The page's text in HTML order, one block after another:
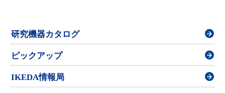
研究機器カタログ
ピックアップ
IKEDA情報局